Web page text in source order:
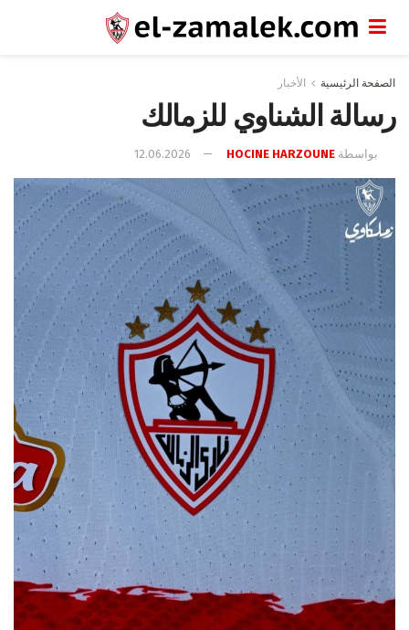
الصفحة الرئيسية الأخبار
رسالة الشناوي للزمالك
بواسطة HOCINE HARZOUNE
12.06.2026